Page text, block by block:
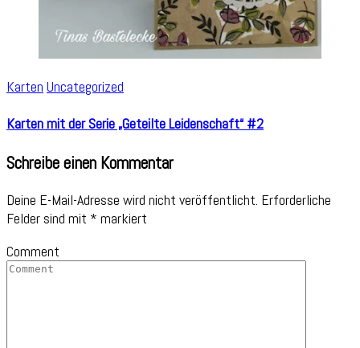
Karten Uncategorized
Karten mit der Serie „Geteilte Leidenschaft“ #2
Schreibe einen Kommentar
Deine E-Mail-Adresse wird nicht veröffentlicht. Erforderliche
Felder sind mit * markiert
Comment